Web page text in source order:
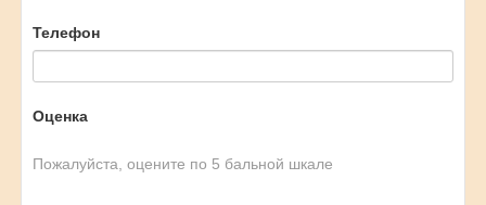
Телефон
Оценка
Пожалуйста, оцените по 5 бальной шкале